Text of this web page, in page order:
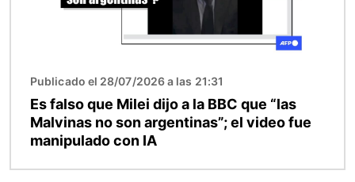
Publicado el 28/07/2026 a las 21:31
Es falso que Milei dijo a la BBC que “las
Malvinas no son argentinas”; el video fue
manipulado con IA